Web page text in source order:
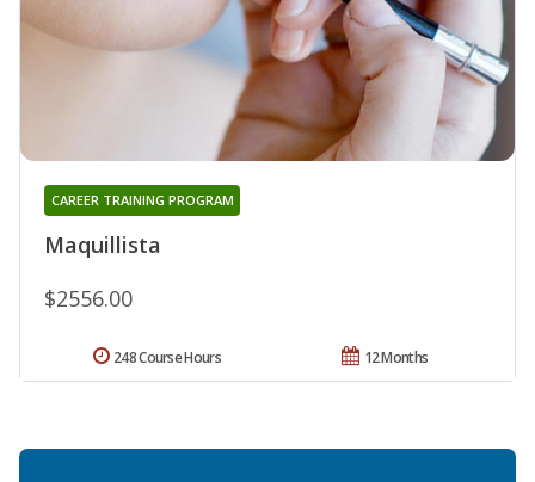
Maquillista
CAREER TRAINING PROGRAM
$2556.00
12 Months
248 Course Hours